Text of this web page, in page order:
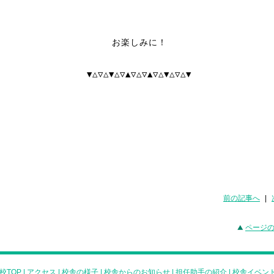
お楽しみに！
▼△▽△▼△▽▲▽△▽▲▽△▼△▽△▼
前の記事へ
ページ
TOP アクセス 校舎の様子 校舎からのお知らせ 担任助手の紹介
校舎イベン